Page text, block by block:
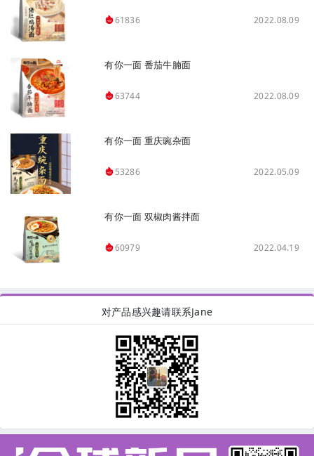
61836 2022.08.09
有你一面 番茄牛腩面
63744 2022.08.09
有你一面 重庆豌杂面
53286 2022.05.09
有你一面 双椒肉酱拌面
60979 2022.04.19
对产品感兴趣请联系Jane